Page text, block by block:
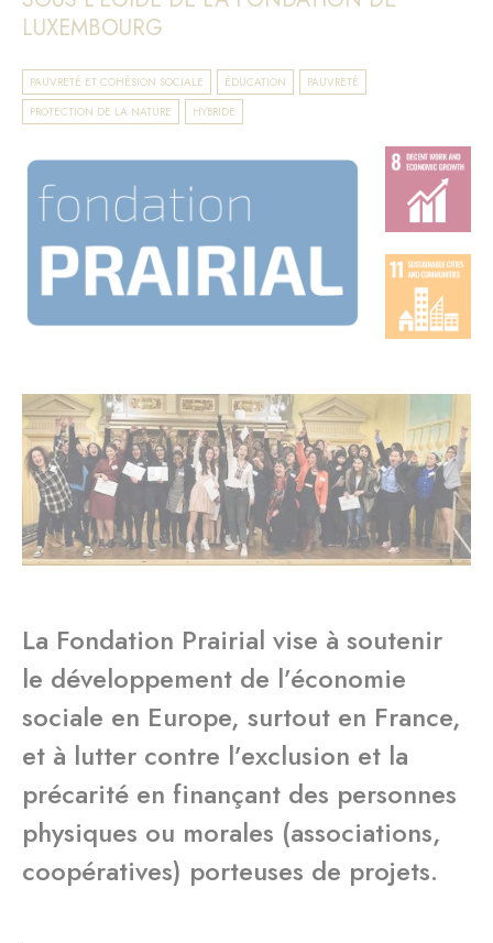
LUXEMBOURG
PAUVRETÉ ET COHÉSION SOCIALE ÉDUCATION
PAUVRETÉ
PROTECTION DE LA NATURE
HYBRIDE
La Fondation Prairial vise à soutenir
le développement de l’économie
sociale en Europe, surtout en France,
et à lutter contre l’exclusion et la
précarité en finançant des personnes
physiques ou morales (associations,
coopératives) porteuses de projets.